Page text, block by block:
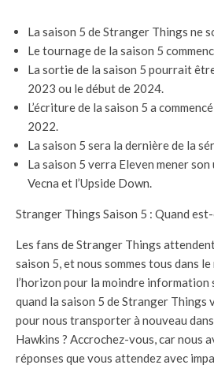
La saison 5 de Stranger Things ne
Le tournage de la saison 5
La sortie de la saison 5 pourrait
2023 ou le début de 2024.
L’écriture de la saison 5 a
2022.
La saison 5 sera la dernière de la
La saison 5 verra Eleven mener
Vecna et l’Upside Down.
Stranger Things Saison 5 : Quand
Les fans de Stranger Things
saison 5, et nous sommes tous dans
l’horizon pour la moindre information
quand la saison 5 de Stranger
pour nous transporter à nouveau
Hawkins ? Accrochez-vous, car nous
réponses que vous attendez avec